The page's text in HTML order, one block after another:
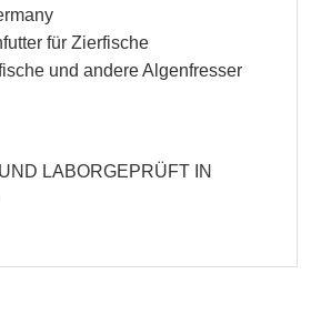
für Zierfische
und andere Algenfresser
LABORGEPRÜFT IN